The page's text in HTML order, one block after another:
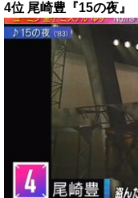
4位 尾崎豊『15の夜』